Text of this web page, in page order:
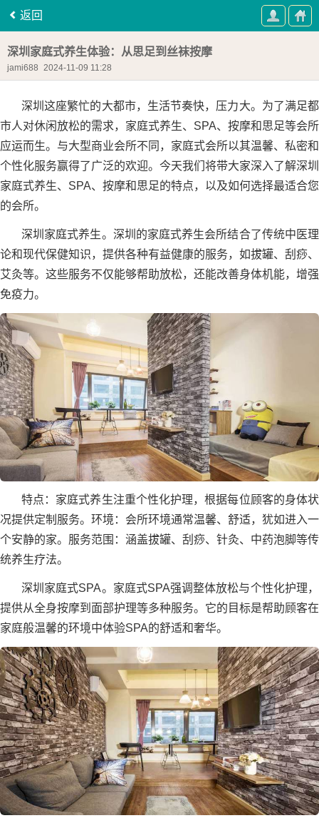
返回
深圳家庭式养生体验：从思足到丝袜按摩
jami688 2024-11-09 11:28
深圳这座繁忙的大都市，生活节奏快，压力大。为了满足都
市人对休闲放松的需求，家庭式养生、SPA、按摩和思足等会所
应运而生。与大型商业会所不同，家庭式会所以其温馨、私密和
个性化服务赢得了广泛的欢迎。今天我们将带大家深入了解深圳
家庭式养生、SPA、按摩和思足的特点，以及如何选择最适合您
的会所。
深圳家庭式养生。深圳的家庭式养生会所结合了传统中医理
论和现代保健知识，提供各种有益健康的服务，如拔罐、刮痧、
艾灸等。这些服务不仅能够帮助放松，还能改善身体机能，增强
免疫力。
特点：家庭式养生注重个性化护理，根据每位顾客的身体状
况提供定制服务。环境：会所环境通常温馨、舒适，犹如进入一
个安静的家。服务范围：涵盖拔罐、刮痧、针灸、中药泡脚等传
统养生疗法。
深圳家庭式SPA。家庭式SPA强调整体放松与个性化护理，
提供从全身按摩到面部护理等多种服务。它的目标是帮助顾客在
家庭般温馨的环境中体验SPA的舒适和奢华。